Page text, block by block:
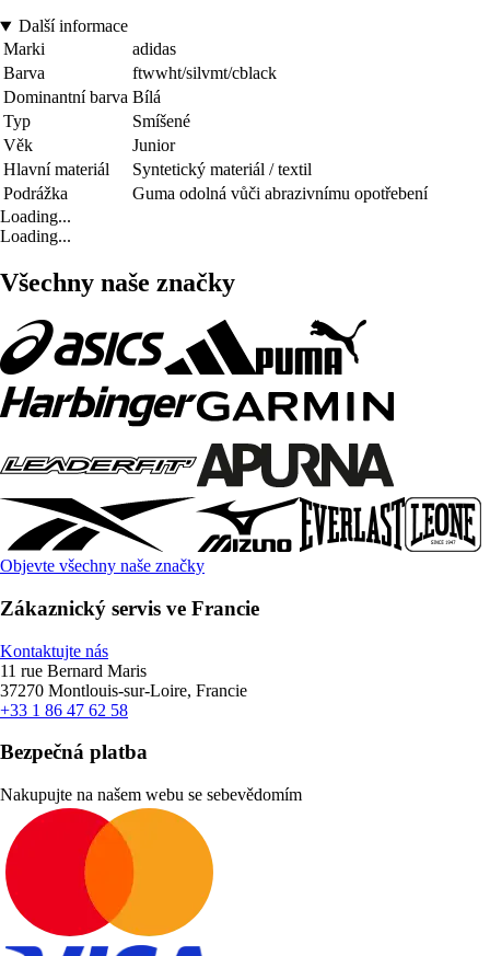
Další informace
Marki
adidas
Barva
ftwwht/silvmt/cblack
Dominantní barva Bílá
Typ
Smíšené
Věk
Junior
Hlavní materiál
Syntetický materiál / textil
Podrážka
Guma odolná vůči abrazivnímu opotřebení
Loading...
Loading...
Všechny naše značky
Objevte všechny naše značky
Zákaznický servis ve Francie
Kontaktujte nás
11 rue Bernard Maris
37270 Montlouis-sur-Loire, Francie
+33 1 86 47 62 58
Bezpečná platba
Nakupujte na našem webu se sebevědomím